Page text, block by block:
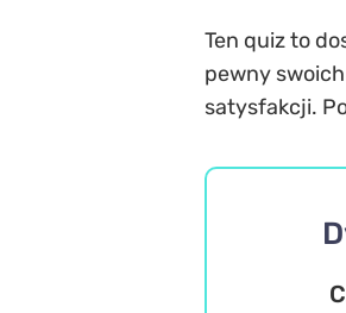
Ten quiz to
pewny
satysfakcji.